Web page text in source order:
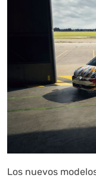
Los nuevos